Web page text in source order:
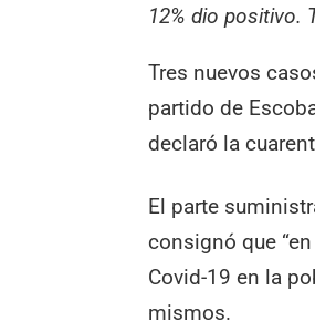
12% dio positivo.
Tres nuevos
partido de
declaró la
El parte
consignó que
Covid-19 en la
mismos.